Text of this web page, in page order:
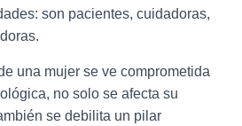
son pacientes, cuidadoras,
una mujer se ve comprometida
no solo se afecta su
se debilita un pilar